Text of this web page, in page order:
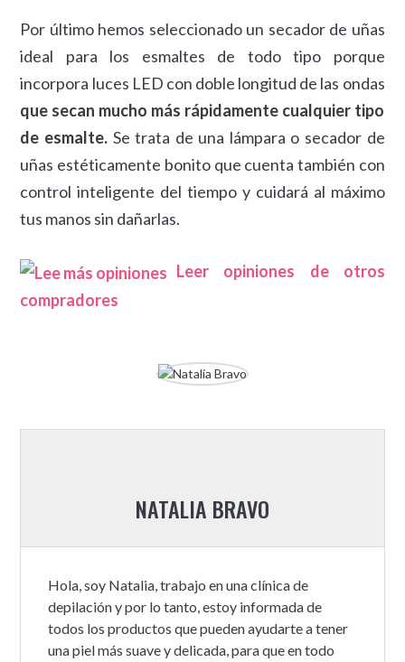
Por último hemos seleccionado un secador de uñas
ideal para los esmaltes de todo tipo porque
incorpora luces LED con doble longitud de las ondas
que secan mucho más rápidamente cualquier tipo
de esmalte.Se trata de una lámpara o secador de
uñas estéticamente bonito que cuenta también con
control inteligente del tiempo y cuidará al máximo
tus manos sin dañarlas.
Leer opiniones de otros
compradores
NATALIA BRAVO
Hola, soy Natalia, trabajo en una clínica de
depilación y por lo tanto, estoy informada de
todos los productos que pueden ayudarte a tener
una piel más suave y delicada, para que en todo